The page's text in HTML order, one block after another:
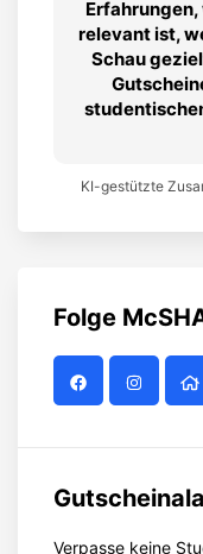
relevant ist,
Schau
KI-gestützte
Folge
Verpasse keine